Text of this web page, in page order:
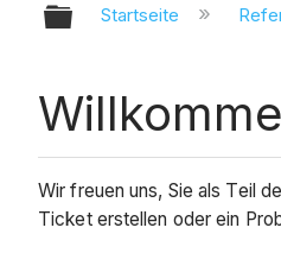
Globale
Startseite
Wir freuen uns, Sie als Teil
Ticket erstellen oder ein